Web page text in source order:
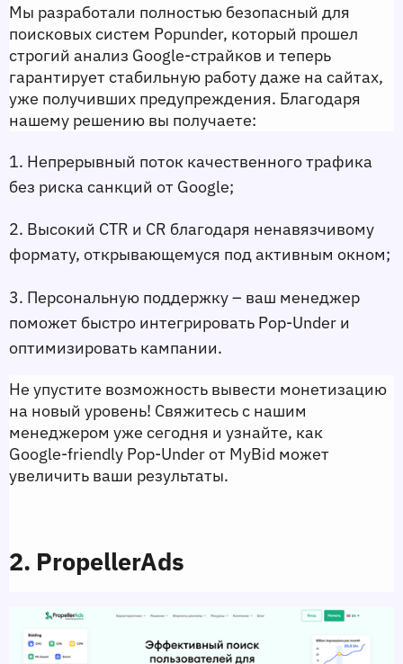
Мы разработали полностью безопасный для
поисковых систем Popunder, который прошел
строгий анализ Google‑страйков и теперь
гарантирует стабильную работу даже на сайтах,
уже получивших предупреждения. Благодаря
нашему решению вы получаете:
1. Непрерывный поток качественного трафика
без риска санкций от Google;
2. Высокий CTR и CR благодаря ненавязчивому
формату, открывающемуся под активным окном;
3. Персональную поддержку – ваш менеджер
поможет быстро интегрировать Pop‑Under и
оптимизировать кампании.
Не упустите возможность вывести монетизацию
на новый уровень! Свяжитесь с нашим
менеджером уже сегодня и узнайте, как
Google‑friendly Pop‑Under от MyBid может
увеличить ваши результаты.
2. PropellerAds